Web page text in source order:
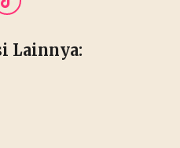
Lainnya: